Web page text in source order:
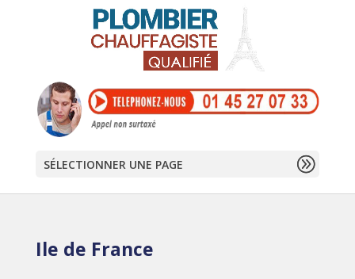
SÉLECTIONNER UNE PAGE
Ile de France